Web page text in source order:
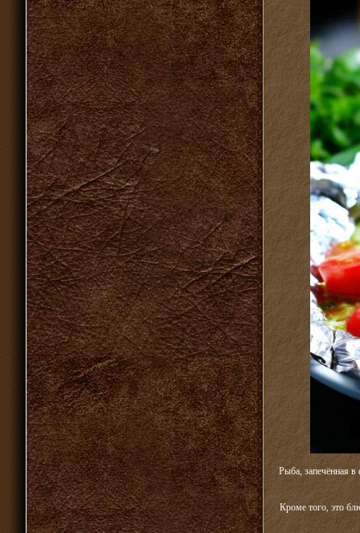
Рыба, запечённая
Кроме того, это